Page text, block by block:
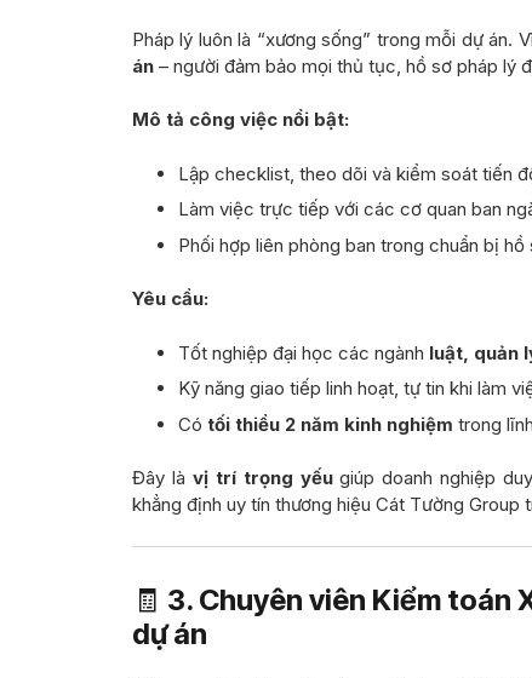
Pháp lý luôn là “xương sống” trong mỗi dự án.
án – người đảm bảo mọi thủ tục, hồ sơ pháp lý
Mô tả công việc nổi bật:
Lập checklist, theo dõi và kiểm soát tiến
Làm việc trực tiếp với các cơ quan ban
Phối hợp liên phòng ban trong chuẩn bị hồ
Yêu cầu:
Tốt nghiệp đại học các ngành luật, quản
Kỹ năng giao tiếp linh hoạt, tự tin khi làm
Có tối thiểu 2 năm kinh nghiệm trong
Đây là vị trí trọng yếugiúp doanh nghiệp
khẳng định uy tín thương hiệu Cát Tường Group
🧾 3. Chuyên viên Kiểm toán
dự án